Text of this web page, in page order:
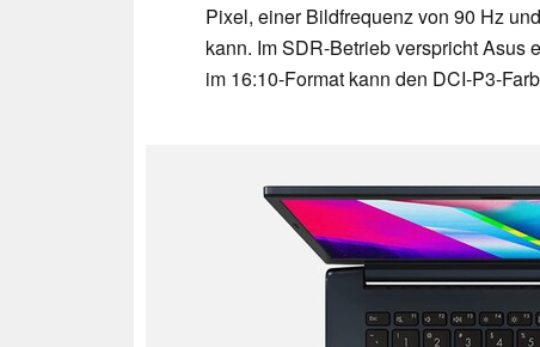
Pixel, einer Bildfrequenz von 90 Hz
kann. Im SDR-Betrieb verspricht
im 16:10-Format kann den DCI-P3-